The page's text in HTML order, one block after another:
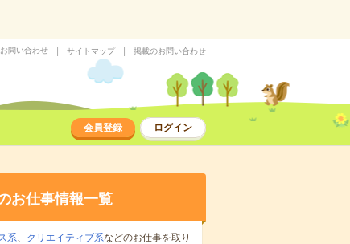
問い合わせ サイトマップ 掲載のお問い合わせ
会員登録 ログイン
お仕事情報一覧
系、 クリエイティブ系などのお仕事を取り